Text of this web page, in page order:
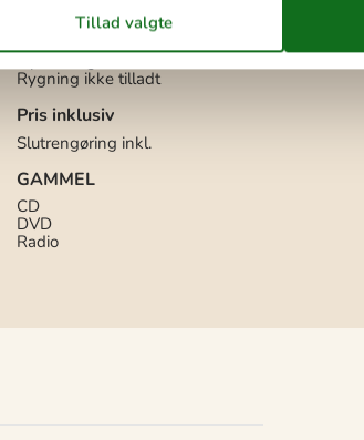
Rygning ikke tilladt
Pris inklusiv
Slutrengøring inkl.
GAMMEL
CD
DVD
Radio